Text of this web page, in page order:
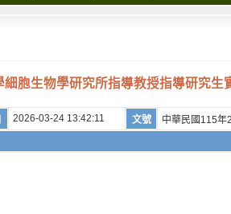
細胞生物學研究所指導教授指導研究生
2026-03-24 13:42:11 文號 中華民國115